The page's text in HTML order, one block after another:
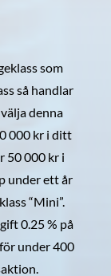
som
så handlar
denna
000 kr i ditt
50 000 kr i
under ett år
“Mini”.
0.25 % på
under 400